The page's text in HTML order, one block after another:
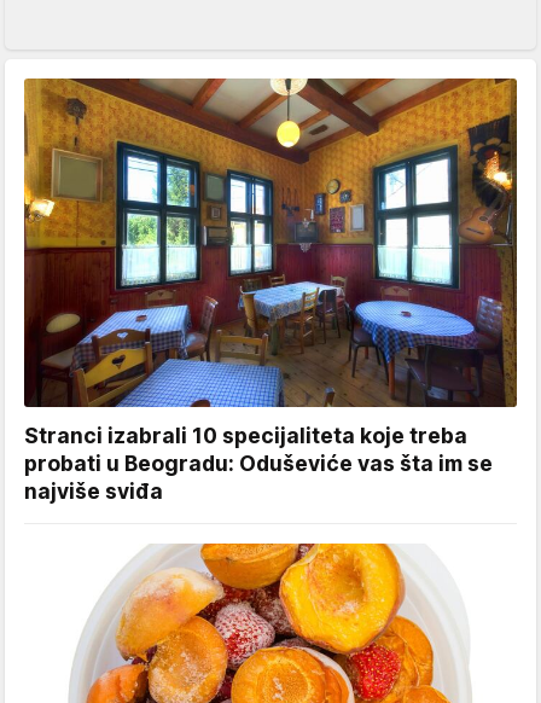
Stranci izabrali 10 specijaliteta koje treba
probati u Beogradu: Oduševiće vas šta im se
najviše sviđa